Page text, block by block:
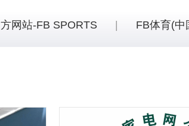
网站-FB SPORTS | FB体育(中